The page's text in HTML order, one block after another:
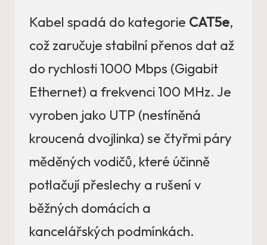
Kabel spadá do kategorie CAT5e,
což zaručuje stabilní přenos dat až
do rychlosti 1000 Mbps (Gigabit
Ethernet) a frekvenci 100 MHz. Je
vyroben jako UTP (nestíněná
kroucená dvojlinka) se čtyřmi páry
měděných vodičů, které účinně
potlačují přeslechy a rušení v
běžných domácích a
kancelářských podmínkách.